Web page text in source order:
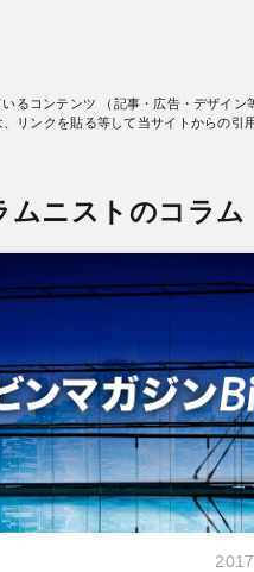
るコンテンツ （記事・広告・デザイ
、リンクを貼る等して当サイトからの
ムニストのコラム